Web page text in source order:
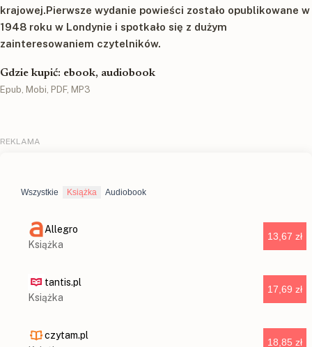
krajowej.Pierwsze wydanie powieści zostało opublikowane w
1948 roku w Londynie i spotkało się z dużym
zainteresowaniem czytelników.
Gdzie kupić: ebook, audiobook
Epub, Mobi, PDF, MP3